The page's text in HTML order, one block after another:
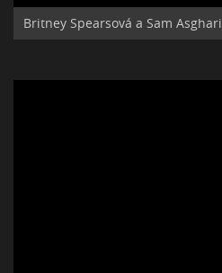
Britney Spearsová a Sam Asghari